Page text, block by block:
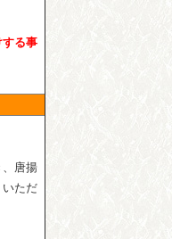
する事
、唐揚
いただ